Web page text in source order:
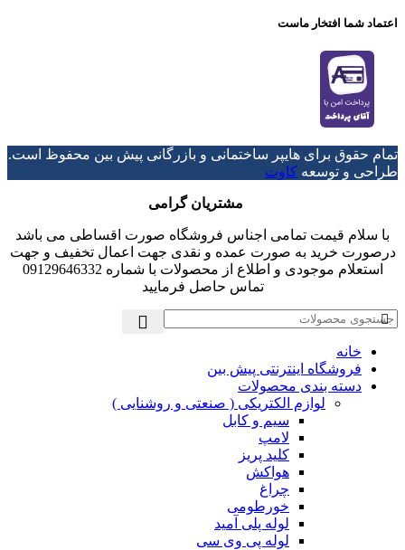
اعتماد شما افتخار ماست
تمام حقوق برای هایپر ساختمانی و بازرگانی پیش بین محفوظ است.
طراحی و توسعه کاوت
مشتریان گرامی
با سلام قیمت تمامی اجناس فروشگاه صورت اقساطی می باشد
درصورت خرید به صورت عمده و نقدی جهت اعمال تخفیف و جهت
استعلام موجودی و اطلاع از محصولات با شماره 09129646332
تماس حاصل فرمایید
خانه
فروشگاه اینترنتی پیش بین
دسته بندی محصولات
لوازم الکتریکی ( صنعتی و روشنایی )
سیم و کابل
لامپ
کلید پریز
هواکش
چراغ
خورطومی
لوله پلی آمید
لوله پی وی سی